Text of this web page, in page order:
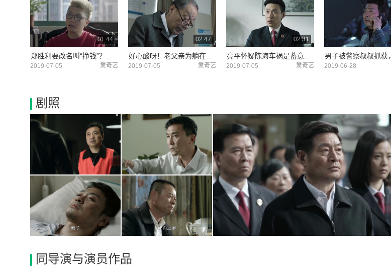
01:44
2019-07-05 爱奇艺
02:47
2019-07-05 爱奇艺
02:31
2019-07-05 爱奇艺 2019-06-28
剧照
同导演与演员作品